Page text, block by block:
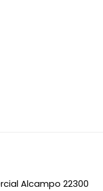
Alcampo 22300